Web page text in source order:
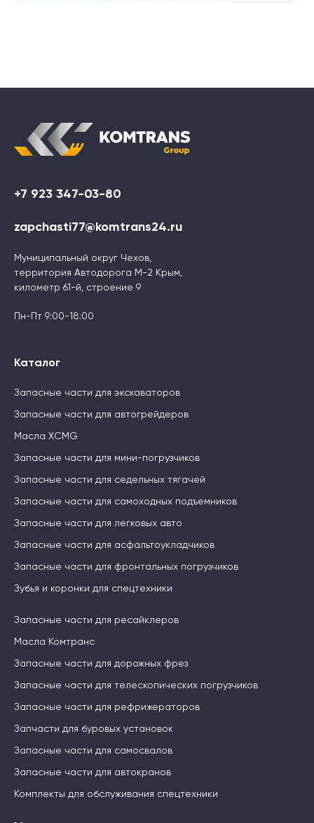
+7 923 347-03-80
zapchasti77@komtrans24.ru
Муниципальный округ Чехов,
территория Автодорога М-2 Крым,
километр 61-й, строение 9
Пн-Пт 9:00-18:00
Каталог
Запасные части для экскаваторов
Запасные части для автогрейдеров
Масла XCMG
Запасные части для мини-погрузчиков
Запасные части для седельных тягачей
Запасные части для самоходных подъемников
Запасные части для легковых авто
Запасные части для асфальтоукладчиков
Запасные части для фронтальных погрузчиков
Зубья и коронки для спецтехники
Запасные части для ресайклеров
Масла Комтранс
Запасные части для дорожных фрез
Запасные части для телескопических погрузчиков
Запасные части для рефрижераторов
Запчасти для буровых установок
Запасные части для самосвалов
Запасные части для автокранов
Комплекты для обслуживания спецтехники